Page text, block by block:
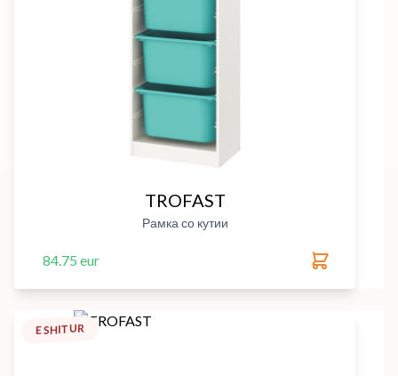
TROFAST
Рамка со кутии
84.75 eur
E SHITUR